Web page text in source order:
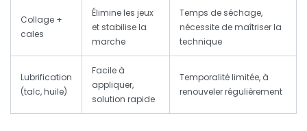
Collage +
cales
Élimine les jeux
et stabilise la
marche
Temps de séchage,
nécessite de maîtriser la
technique
Lubrification
(talc, huile)
Facile à
appliquer,
solution rapide
Temporalité limitée, à
renouveler régulièrement